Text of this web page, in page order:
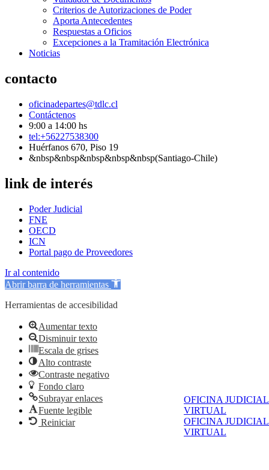
OFICINA JUDICIAL
VIRTUAL
OFICINA JUDICIAL
VIRTUAL
Criterios de Autorizaciones de Poder
Aporta Antecedentes
Respuestas a Oficios
Excepciones a la Tramitación Electrónica
Noticias
contacto
oficinadepartes@tdlc.cl
Contáctenos
9:00 a 14:00 hs
tel:+56227538300
Huérfanos 670, Piso 19
&nbsp&nbsp&nbsp&nbsp&nbsp(Santiago-Chile)
link de interés
Poder Judicial
FNE
OECD
ICN
Portal pago de Proveedores
Ir al contenido
Abrir barra de herramientas
Herramientas de accesibilidad
Aumentar texto
Disminuir texto
Escala de grises
Alto contraste
Contraste negativo
Fondo claro
Subrayar enlaces
Fuente legible
Reiniciar